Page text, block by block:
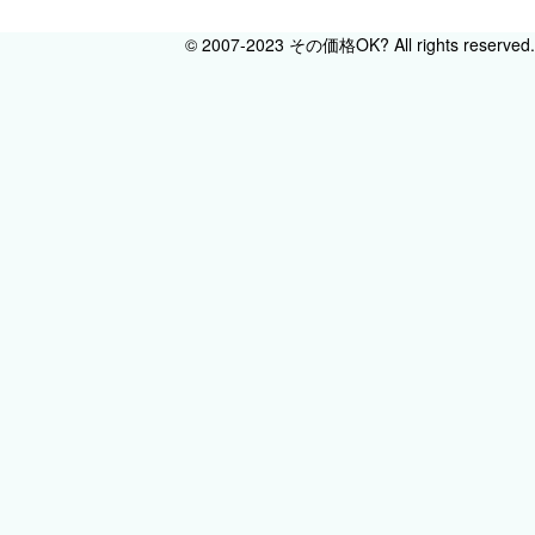
© 2007-2023 その価格OK? All rights reserved.